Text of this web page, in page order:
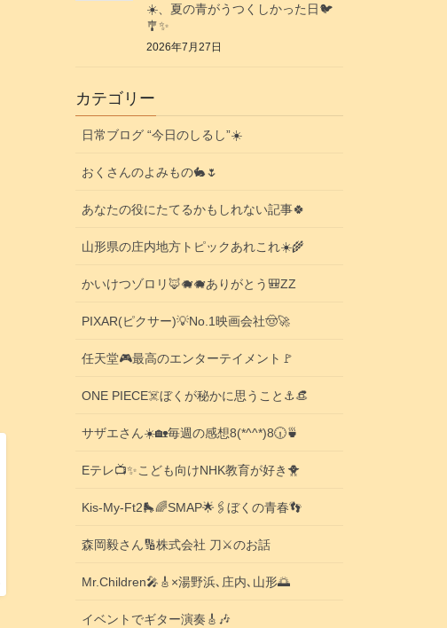
☀️、夏の青がうつくしかった日🐦️
🎐✨️
2026年7月27日
カテゴリー
日常ブログ “今日のしるし”☀️
おくさんのよみもの🐇🌷
あなたの役にたてるかもしれない記事🍀
山形県の庄内地方トピックあれこれ☀️🌾
かいけつゾロリ🦊🐗🐗ありがとう🎒ZZ
PIXAR(ピクサー)💡No.1映画会社🤠🚀
任天堂🎮️最高のエンターテイメント🚩
ONE PIECE☠️ぼくが秘かに思うこと⚓️👒
サザエさん☀️🏡毎週の感想8(*^^*)8🕡️🍵
Eテレ📺️✨こども向けNHK教育が好き🐥
Kis-My-Ft2🛼🌈SMAP🌟🖇️ぼくの青春👣
森岡毅さん🔢株式会社 刀⚔️のお話
Mr.Children🎤🎸×湯野浜､庄内､山形🌅
イベントでギター演奏🎸🎶